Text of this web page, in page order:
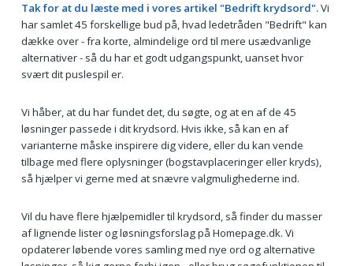
Tak for at du læste med i vores artikel "Bedrift krydsord".Vi
har samlet 45 forskellige bud på, hvad ledetråden "Bedrift" kan
dække over - fra korte, almindelige ord til mere usædvanlige
alternativer - så du har et godt udgangspunkt, uanset hvor
svært dit puslespil er.
Vi håber, at du har fundet det, du søgte, og at en af de 45
løsninger passede i dit krydsord. Hvis ikke, så kan en af
varianterne måske inspirere dig videre, eller du kan vende
tilbage med flere oplysninger (bogstavplaceringer eller kryds),
så hjælper vi gerne med at snævre valgmulighederne ind.
Vil du have flere hjælpemidler til krydsord, så finder du masser
af lignende lister og løsningsforslag på Homepage.dk. Vi
opdaterer løbende vores samling med nye ord og alternative